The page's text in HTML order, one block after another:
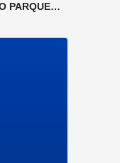
PARQUE